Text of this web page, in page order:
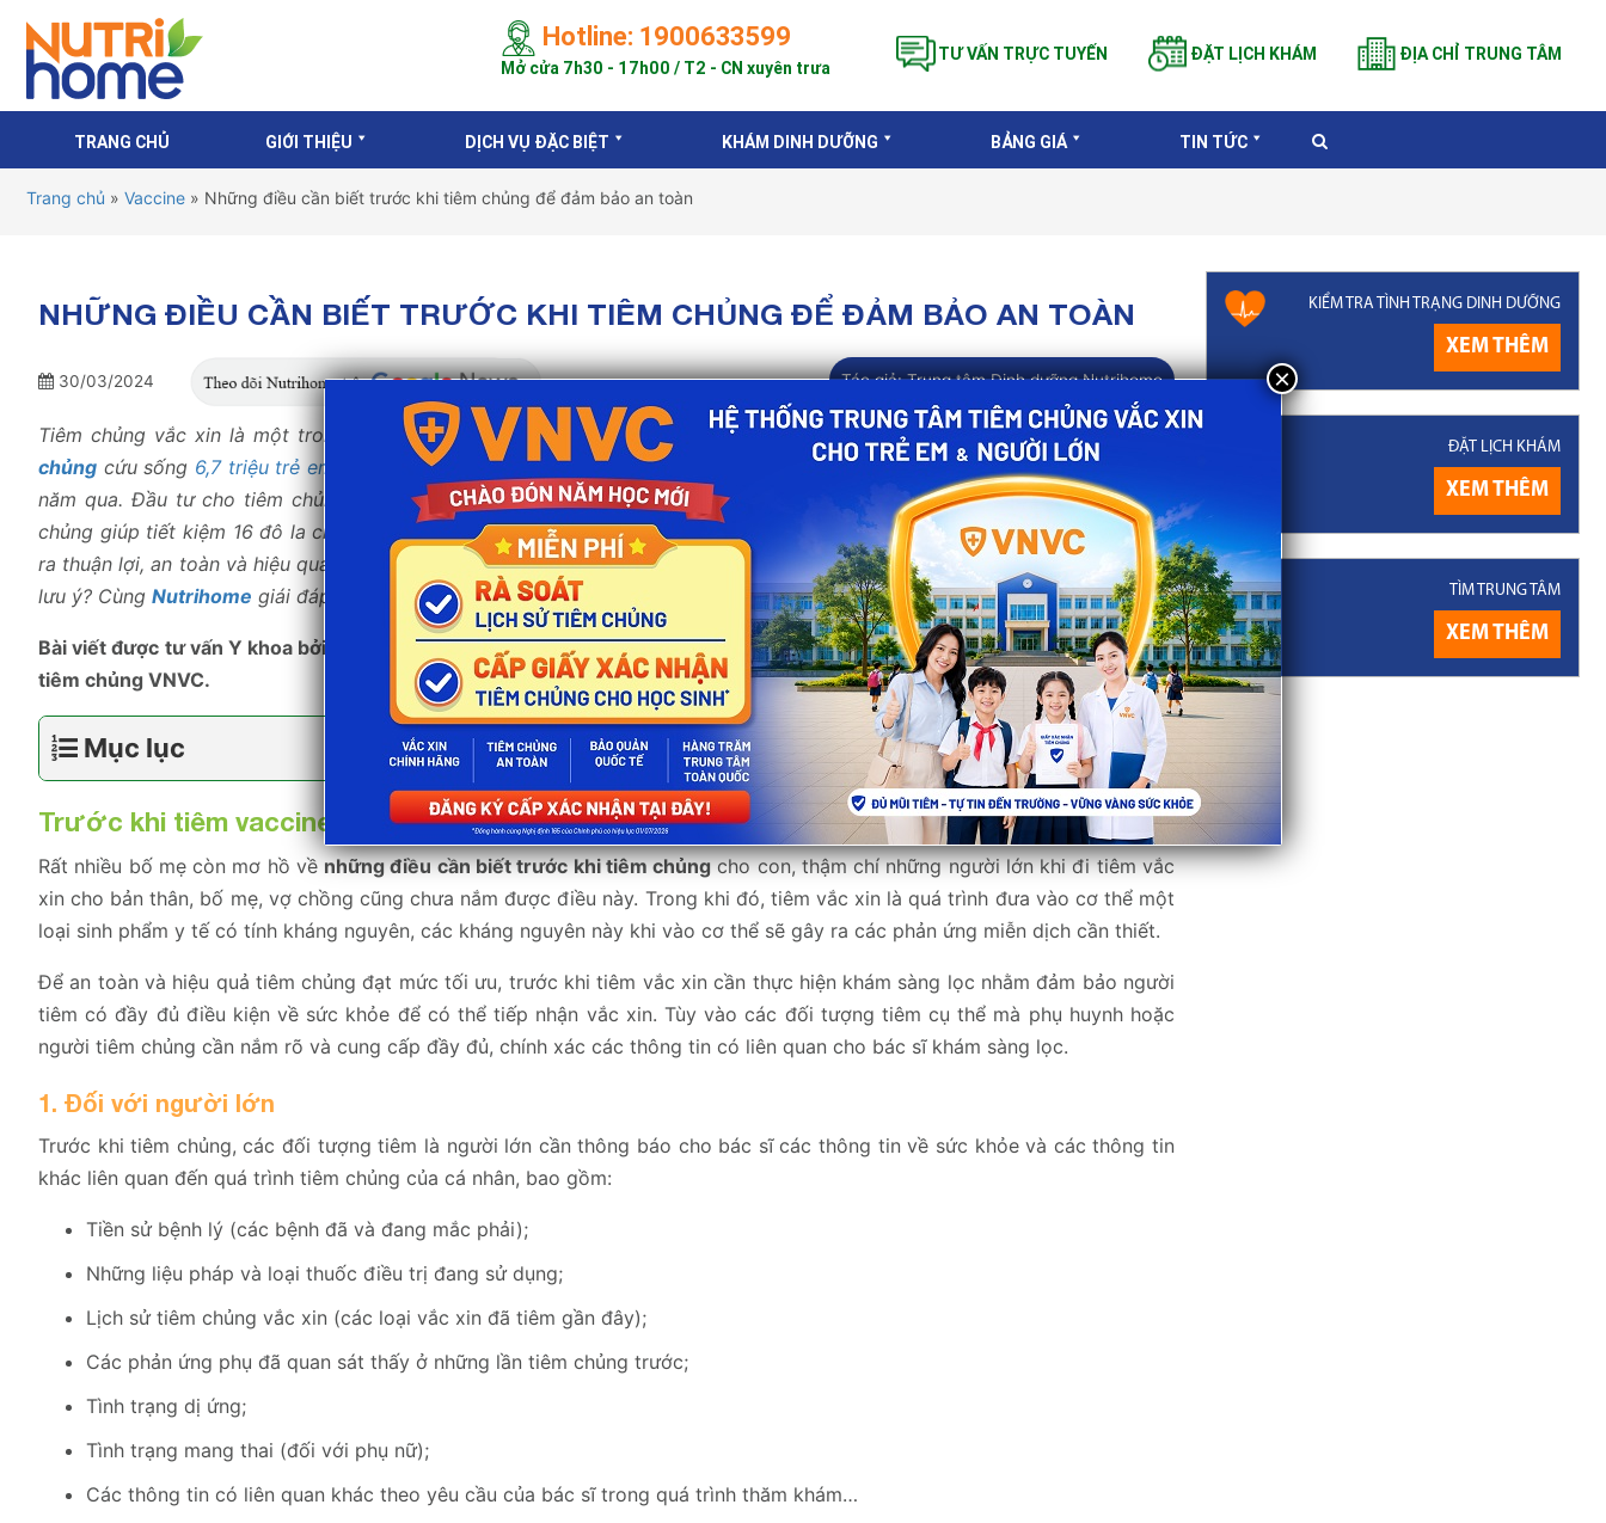
Hotline: 1900633599
Mở cửa 7h30 - 17h00 / T2 - CN xuyên trưa
TƯ VẤN TRỰC TUYẾN ĐẶT LỊCH KHÁM ĐỊA CHỈ TRUNG TÂM
TRANG CHỦ GIỚI THIỆU DỊCH VỤ ĐẶC BIỆT KHÁM DINH DƯỠNG BẢNG GIÁ TIN TỨC
Trang chủ » Vaccine » Những điều cần biết trước khi tiêm chủng để đảm bảo an toàn
NHỮNG ĐIỀU CẦN BIẾT TRƯỚC KHI TIÊM CHỦNG ĐỂ ĐẢM BẢO AN TOÀN
30/03/2024 Tác giả:Trung tâm Dinh dưỡng Nutrihome
Tiêm chủng vắc xin là một trong những phát minh vĩ đại và mang lại nhiều lợi ích về sức khỏe nhất cho nhân loại.Tiêm
chủng cứu sống 6,7 triệu trẻ em Việt Namvà ngăn chặn 42.000 ca tử vong do các bệnh chết người ở trẻ em trong suốt 25
năm qua. Đầu tư cho tiêm chủng được đánh giá là khoản đầu tư sinh lợi “hậu hĩnh” nhất với mỗi 1 đô la đầu tư vào tiêm
chủng giúp tiết kiệm 16 đô la chi phí chăm sóc y tế đồng thời tăng năng suất kinh tế. Để hành trình tiêm chủng vắc xin diễn
ra thuận lợi, an toàn và hiệu quả, đâu là
những điều cần biết trước khi tiêm chủngmà người tiêm chủng hoặc phụ huynh cần
lưu ý? Cùng Nutrihome giái đáp tất cả nhé!
Bài viết được tư vấn Y khoa bởi BS Hà Mạnh Cường, Quản lý Y khoa vùng 3 miền Trung – Tây Nguyên, Hệ thống Trung tâm
tiêm chủng VNVC.
Mục lục
Trước khi tiêm vaccine cần làm gì?
Rất nhiều bố mẹ còn mơ hồ về những điều cần biết trước khi tiêm chủngcho con, thậm chí những người lớn khi đi tiêm vắc
xin cho bản thân, bố mẹ, vợ chồng cũng chưa nắm được điều này. Trong khi đó, tiêm vắc xin là quá trình đưa vào cơ thể một
loại sinh phẩm y tế có tính kháng nguyên, các kháng nguyên này khi vào cơ thể sẽ gây ra các phản ứng miễn dịch cần thiết.
Để an toàn và hiệu quả tiêm chủng đạt mức tối ưu, trước khi tiêm vắc xin cần thực hiện khám sàng lọc nhằm đảm bảo người
tiêm có đầy đủ điều kiện về sức khỏe để có thể tiếp nhận vắc xin. Tùy vào các đối tượng tiêm cụ thể mà phụ huynh hoặc
người tiêm chủng cần nắm rõ và cung cấp đầy đủ, chính xác các thông tin có liên quan cho bác sĩ khám sàng lọc.
1. Đối với người lớn
Trước khi tiêm chủng, các đối tượng tiêm là người lớn cần thông báo cho bác sĩ các thông tin về sức khỏe và các thông tin
khác liên quan đến quá trình tiêm chủng của cá nhân, bao gồm:
Tiền sử bệnh lý (các bệnh đã và đang mắc phải);
Những liệu pháp và loại thuốc điều trị đang sử dụng;
Lịch sử tiêm chủng vắc xin (các loại vắc xin đã tiêm gần đây);
Các phản ứng phụ đã quan sát thấy ở những lần tiêm chủng trước;
Tình trạng dị ứng;
Tình trạng mang thai (đối với phụ nữ);
Các thông tin có liên quan khác theo yêu cầu của bác sĩ trong quá trình thăm khám…
KIỂM TRA TÌNH TRẠNG DINH DƯỠNG
XEM THÊM
ĐẶT LỊCH KHÁM
XEM THÊM
TÌM TRUNG TÂM
XEM THÊM